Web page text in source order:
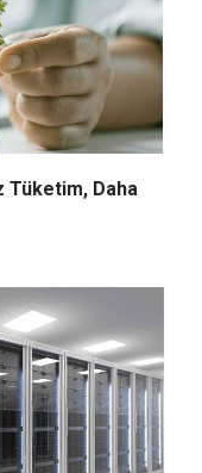
Tüketim, Daha